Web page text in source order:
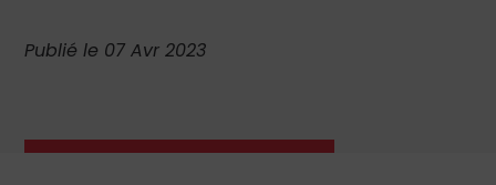
Publié le 07 Avr 2023